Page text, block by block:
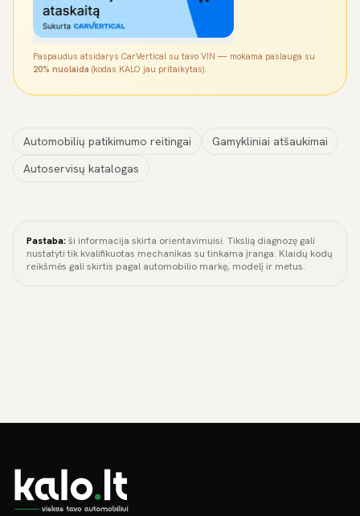
Paspaudus atsidarys CarVertical su tavo VIN — mokama paslauga su
20% nuolaida (kodas KALO jau pritaikytas).
Automobilių patikimumo reitingai
Gamykliniai atšaukimai
Autoservisų katalogas
Pastaba:ši informacija skirta orientavimuisi. Tikslią diagnozę gali
nustatyti tik kvalifikuotas mechanikas su tinkama įranga. Klaidų kodų
reikšmės gali skirtis pagal automobilio markę, modelį ir metus.